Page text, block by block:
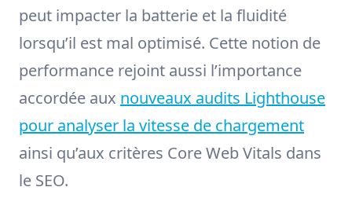
peut impacter la batterie et la fluidité
lorsqu’il est mal optimisé. Cette notion de
performance rejoint aussi l’importance
accordée aux nouveaux audits Lighthouse
pour analyser la vitesse de chargement
ainsi qu’aux critères Core Web Vitals dans
le SEO.